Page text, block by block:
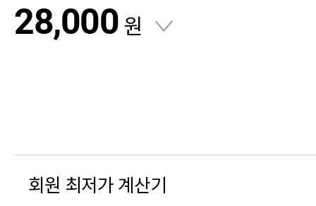
28,000 원
회원 최저가 계산기